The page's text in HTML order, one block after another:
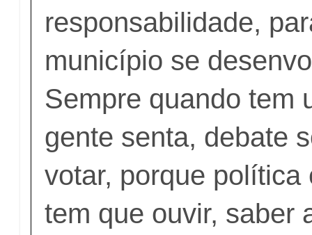
responsabilidade,
município se
Sempre quando tem
gente senta, debate
votar, porque política
tem que ouvir, saber